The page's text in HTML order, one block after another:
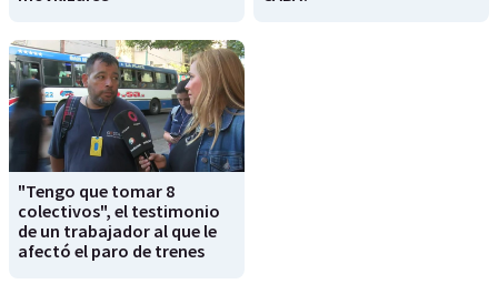
"Tengo que tomar 8
colectivos", el testimonio
de un trabajador al que le
afectó el paro de trenes